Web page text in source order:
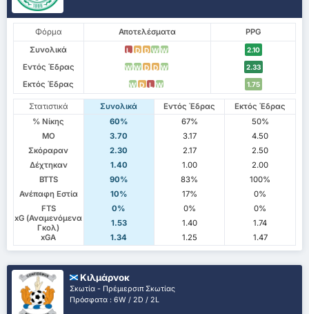
Φόρμα Αποτελέσματα
PPG
Συνολικά
L D D W W 2.10
Εντός Έδρας W W D D W 2.33
Εκτός Έδρας W D L W 1.75
Στατιστικά Συνολικά Εντός Έδρας
Εκτός Έδρας
% Νίκης
60% 67%
50%
ΜΟ
3.70 3.17
4.50
Σκόραραν
2.30 2.17
2.50
Δέχτηκαν
1.40 1.00
2.00
BTTS
90% 83%
100%
Ανέπαφη Εστία
10% 17%
0%
FTS
0% 0%
0%
xG (Αναμενόμενα
Γκολ)
1.53 1.40
1.74
xGA
1.34 1.25 1.47
Κιλμάρνοκ
Σκωτία - Πρέμιερσιπ Σκωτίας
Πρόσφατα : 6W / 2D / 2L